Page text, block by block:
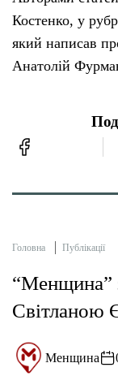
Костенко, у
який написав
Анатолій
Головна Публікації
“Менщина”
Світланою
Менщина